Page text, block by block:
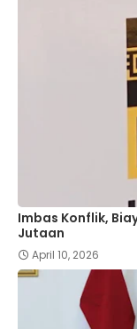
Imbas Konflik,
Jutaan
April 10, 2026